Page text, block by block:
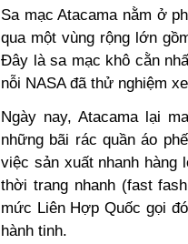
Sa mạc Atacama nằm ở
qua một vùng rộng lớn
Đây là sa mạc khô cằn
nỗi NASA đã thử nghiệm
Ngày nay, Atacama lại
những bãi rác quần áo
việc sản xuất nhanh hàng
thời trang nhanh (fast
mức Liên Hợp Quốc gọi
hành tinh.